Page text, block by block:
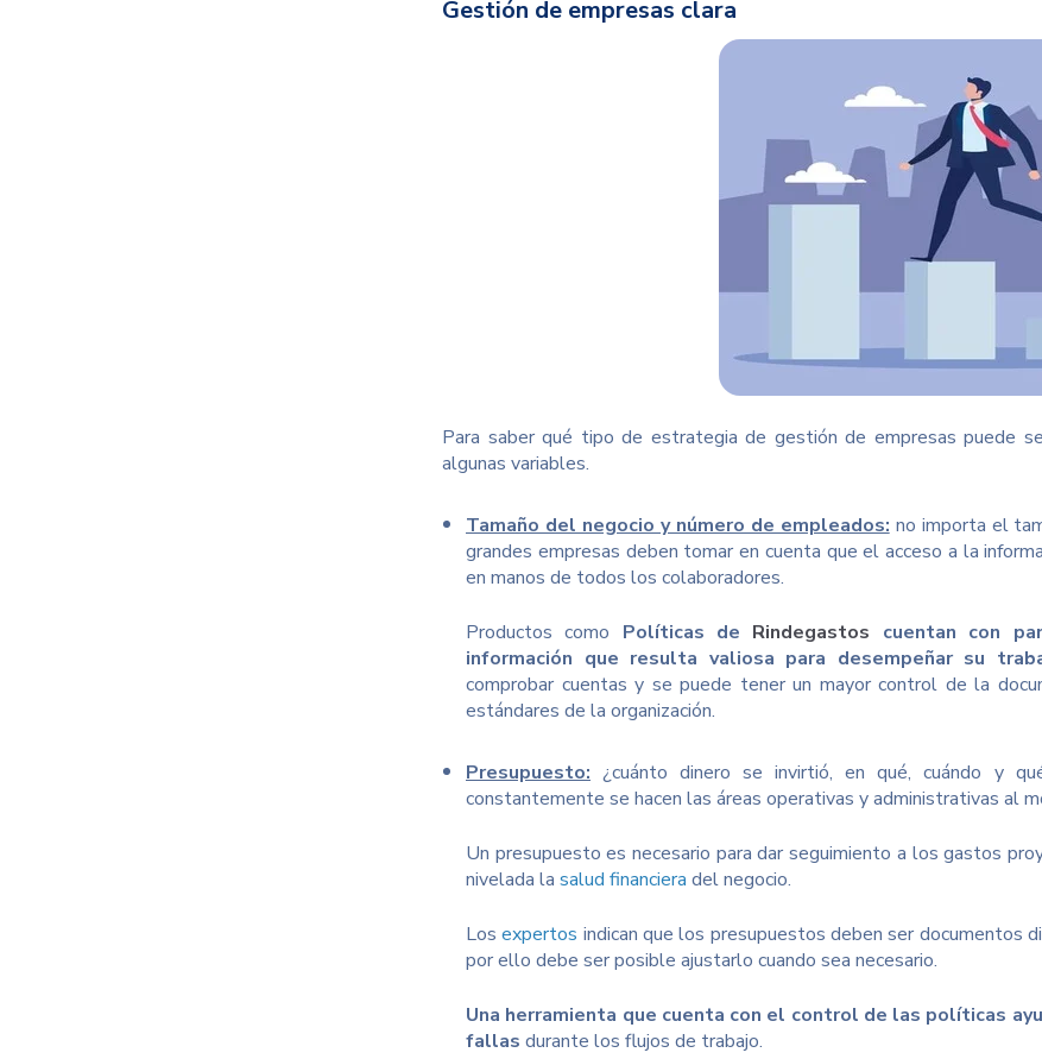
Gestión de empresas clara
Para saber qué tipo de estrategia de gestión de empresas puede
algunas variables.
Tamaño del negocio y número de empleados: no importa el
grandes empresas deben tomar en cuenta que el acceso a la
en manos de todos los colaboradores.
Productos como Políticas de Rindegastos cuentan con
información que resulta valiosa para desempeñar su
comprobar cuentas y se puede tener un mayor control de la
estándares de la organización.
Presupuesto: ¿cuánto dinero se invirtió, en qué, cuándo y
constantemente se hacen las áreas operativas y administrativas al
Un presupuesto es necesario para dar seguimiento a los gastos
nivelada la salud financiera del negocio.
Los expertos indican que los presupuestos deben ser documentos
por ello debe ser posible ajustarlo cuando sea necesario.
Una herramienta que cuenta con el control de las políticas
fallas durante los flujos de trabajo.